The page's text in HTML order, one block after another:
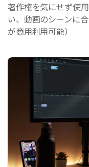
著作権を気にせず使
い、動画のシーンに
が商用利用可能）